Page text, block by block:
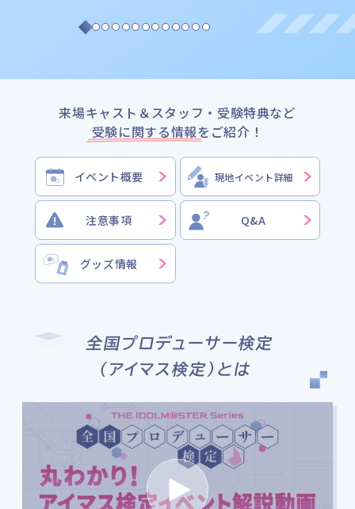
来場キャスト＆スタッフ・受験特典など
受験に関する情報をご紹介！
イベント概要 現地イベント詳細
注意事項 Q&A
グッズ情報
全国プロデューサー検定
(アイマス検定)とは
アイドルマスター シンデレラガールズ
学園アイドルマスター
アニメ
下記作品の 第1話のみ
TVアニメ「アイドルマスター」
TVアニメ「アイドルマスター シンデレラガールズ」
TVアニメ「アイドルマスター シンデレラガールズ
U149」
アニメ「アイドルマスター シャイニーカラーズ」
ゲーム
下記作品のチュートリアルまで（※）
アイドルマスター シンデレラガールズ スターライト
ステージ
アイドルマスター ミリオンライブ！ シアターデイズ
アイドルマスター SideM「アイドルたちの1コマ」
アイドルマスター シンデレラガールズ
学園アイドルマスター
アニメ
下記作品の 第1話のみ
TVアニメ「アイドルマスター」
TVアニメ「アイドルマスター シンデレラガールズ」
TVアニメ「アイドルマスター シンデレラガールズ
U149」
アニメ「アイドルマスター シャイニーカラーズ」
ゲーム
下記作品のチュートリアルまで（※）
アイドルマスター シンデレラガールズ スターライト
ステージ
アイドルマスター ミリオンライブ！ シアターデイズ
アイドルマスター SideM「アイドルたちの1コマ」